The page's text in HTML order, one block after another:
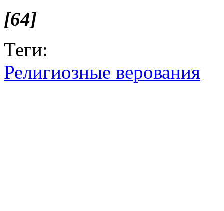
[64]
Теги:
Религиозные верования